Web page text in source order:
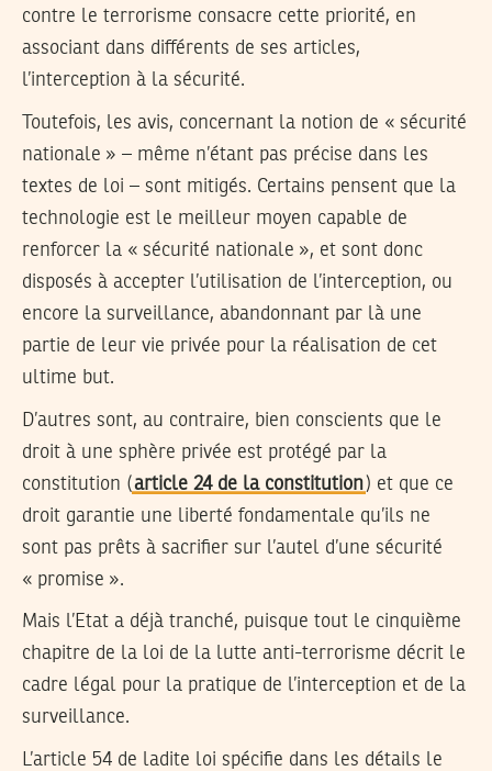
contre le terrorisme consacre cette priorité, en
associant dans différents de ses articles,
l’interception à la sécurité.
Toutefois, les avis, concernant la notion de « sécurité
nationale » – même n’étant pas précise dans les
textes de loi – sont mitigés. Certains pensent que la
technologie est le meilleur moyen capable de
renforcer la « sécurité nationale », et sont donc
disposés à accepter l’utilisation de l’interception, ou
encore la surveillance, abandonnant par là une
partie de leur vie privée pour la réalisation de cet
ultime but.
D’autres sont, au contraire, bien conscients que le
droit à une sphère privée est protégé par la
constitution (article 24 de la constitution) et que ce
droit garantie une liberté fondamentale qu’ils ne
sont pas prêts à sacrifier sur l’autel d’une sécurité
« promise ».
Mais l’Etat a déjà tranché, puisque tout le cinquième
chapitre de la loi de la lutte anti-terrorisme décrit le
cadre légal pour la pratique de l’interception et de la
surveillance.
L’article 54 de ladite loi spécifie dans les détails le